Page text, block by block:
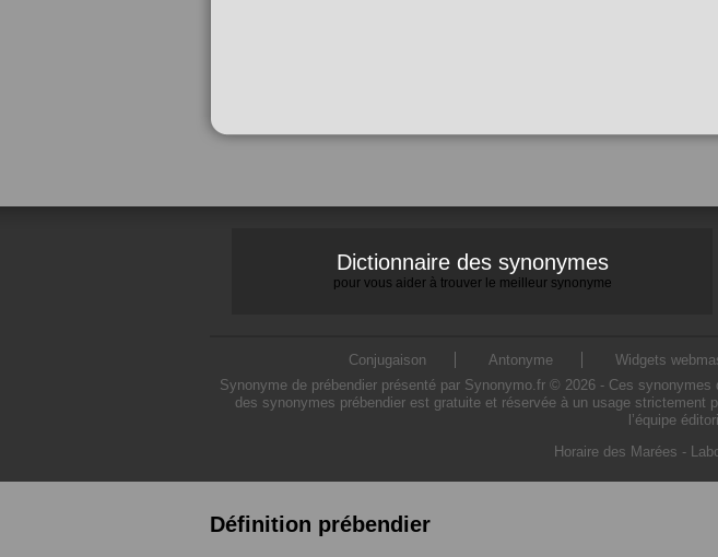
Dictionnaire des synonymes
pour vous aider à trouver le meilleur synonyme
Conjugaison Antonyme Widgets
Synonyme de prébendier présenté par Synonymo.fr © 2026 - Ces
des synonymes prébendier est gratuite et réservée à un usage
l’équipe
Horaire des Marées -
Définition prébendier